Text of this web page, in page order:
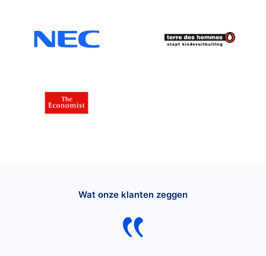
Wat onze klanten zeggen